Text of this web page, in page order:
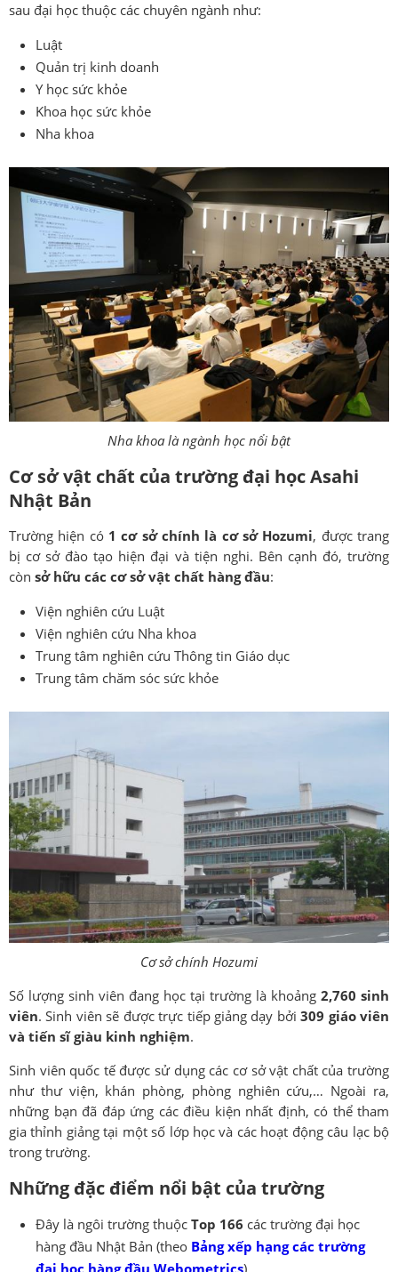
sau đại học thuộc các chuyên ngành như:
Luật
Quản trị kinh doanh
Y học sức khỏe
Khoa học sức khỏe
Nha khoa
Nha khoa là ngành học nổi bật
Cơ sở vật chất của trường đại học Asahi
Nhật Bản
Trường hiện có 1 cơ sở chính là cơ sở Hozumi, được trang
bị cơ sở đào tạo hiện đại và tiện nghi. Bên cạnh đó, trường
còn sở hữu các cơ sở vật chất hàng đầu:
Viện nghiên cứu Luật
Viện nghiên cứu Nha khoa
Trung tâm nghiên cứu Thông tin Giáo dục
Trung tâm chăm sóc sức khỏe
Cơ sở chính Hozumi
Số lượng sinh viên đang học tại trường là khoảng 2,760 sinh
viên. Sinh viên sẽ được trực tiếp giảng dạy bởi309 giáo viên
và tiến sĩ giàu kinh nghiệm.
Sinh viên quốc tế được sử dụng các cơ sở vật chất của trường
như thư viện, khán phòng, phòng nghiên cứu,… Ngoài ra,
những bạn đã đáp ứng các điều kiện nhất định, có thể tham
gia thỉnh giảng tại một số lớp học và các hoạt động câu lạc bộ
trong trường.
Những đặc điểm nổi bật của trường
Đây là ngôi trường thuộc Top 166 các trường đại học
hàng đầu Nhật Bản (theo Bảng xếp hạng các trường